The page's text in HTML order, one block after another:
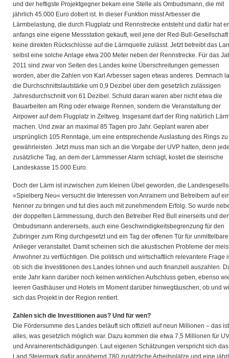
und der heftigste Projektgegner bekam eine Stelle als Ombudsmann, die mit
jährlich 45.000 Euro dotiert ist. In dieser Funktion misst Arbesser die
Lärmbelastung, die durch Flugplatz und Rennstrecke entsteht und dafür hat
anfangs eine eigene Messstation gekauft, weil jene der Red-Bull-Gesellschaft
keine direkten Rückschlüsse auf die Lärmquelle zulässt. Jetzt betreibt das
selbst eine solche Anlage etwa 200 Meter neben der Rennstrecke. Für das
2011 sind zwar von Seiten des Landes keine Überschreitungen gemessen
worden, aber die Zahlen von Karl Arbesser sagen etwas anderes. Demnach
die Durchschnittslautstärke um 0,9 Dezibel über dem gesetzlich zulässigen
Jahresdurchschnitt von 61 Dezibel. Schuld daran waren aber nicht etwa die
Bauarbeiten am Ring oder etwaige Rennen, sondern die Veranstaltung der
Airpower auf dem Flugplatz in Zeltweg. Insgesamt darf der Ring natürlich
machen. Und zwar an maximal 85 Tagen pro Jahr. Geplant waren aber
ursprünglich 105 Renntage, um eine entsprechende Auslastung des Rings zu
gewährleisten. Jetzt muss man sich an die Vorgabe der UVP halten, denn
zusätzliche Tag, an dem der Lärmmesser Alarm schlägt, kostet die steirische
Landeskasse 15.000 Euro.
Doch der Lärm ist inzwischen zum kleinen Übel geworden, die
»Spielberg Neu« versucht die Interessen von Anrainern und Betreibern auf
Nenner zu bringen und tut dies auch mit zunehmendem Erfolg. So wurde
der doppelten Lärmmessung, durch den Betreiber Red Bull einerseits und
Ombudsmann andererseits, auch eine Geschwindigkeitsbegrenzung für den
Zubringer zum Ring durchgesetzt und ein Tag der offenen Tür für unmittelbare
Anlieger veranstaltet. Damit scheinen sich die akustischen Probleme der
Anwohner zu verflüchtigen. Die politisch und wirtschaftlich relevantere Frage
ob sich die Investitionen des Landes lohnen und auch finanziell auszahlen.
erste Jahr kann darüber noch keinen wirklichen Aufschluss geben, ebenso
leeren Gasthäuser und Hotels im Moment darüber hinwegtäuschen, ob und
sich das Projekt in der Region rentiert.
Zahlen sich die Investitionen aus? Und für wen?
Die Fördersumme des Landes beläuft sich offiziell auf neun Millionen – das ist
alles, was gesetzlich möglich war. Dazu kommen die etwa 7,5 Millionen für
und Anrainerentschädigungen. Laut eigenen Schätzungen verspricht sich das
Land Steiermark dafür annähernd 780 zusätzliche Arbeitsplätze und eine